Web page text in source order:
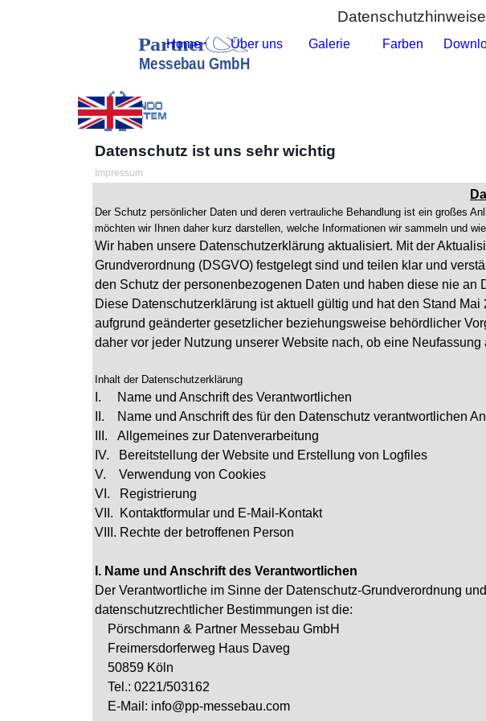
Menü überspringen
Home Über uns ▼
Galerie ▼
Farben ▼
Datenschutz ist uns sehr wichtig
Impressum
Der Schutz persönlicher Daten und deren vertrauliche Behandlung ist ein großes
möchten wir Ihnen daher kurz darstellen, welche Informationen wir sammeln und
Wir haben unsere Datenschutzerklärung aktualisiert. Mit der
Grundverordnung (DSGVO) festgelegt sind und teilen klar und
den Schutz der personenbezogenen Daten und haben diese nie an
Diese Datenschutzerklärung ist aktuell gültig und hat den Stand
aufgrund geänderter gesetzlicher beziehungsweise behördlicher
daher vor jeder Nutzung unserer Website nach, ob eine
Inhalt der Datenschutzerklärung
I. Name und Anschrift des Verantwortlichen
II. Name und Anschrift des für den Datenschutz verantwortlichen
III. Allgemeines zur Datenverarbeitung
IV. Bereitstellung der Website und Erstellung von Logfiles
V. Verwendung von Cookies
VI. Registrierung
VII. Kontaktformular und E-Mail-Kontakt
VIII. Rechte der betroffenen Person
I. Name und Anschrift des Verantwortlichen
Der Verantwortliche im Sinne der Datenschutz-Grundverordnung
datenschutzrechtlicher Bestimmungen ist die:
Pörschmann & Partner Messebau GmbH
Freimersdorferweg Haus Daveg
50859 Köln
Tel.: 0221/503162
E-Mail: info@pp-messebau.com